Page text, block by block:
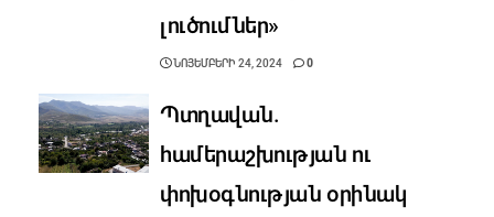
լուծումներ»
ՆՈՅԵՄԲԵՐԻ 24, 2024 0
Պտղավան.
համերաշխության ու
փոխօգնության օրինակ